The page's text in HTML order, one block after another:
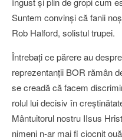
Suntem convinşi că fanii
Rob Halford, solistul trupei.
Întrebaţi ce părere au
reprezentanţii BOR rămân
se creadă că facem
rolul lui decisiv în
Mântuitorul nostru IIsus
nimeni n-ar mai fi ciocnit